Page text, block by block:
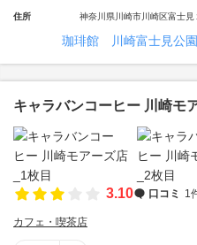
住所 神奈川県川崎市川崎区富士見
珈琲館 川崎富士見公
キャラバンコーヒー 川崎モ
3.10 口コミ 1
カフェ・喫茶店